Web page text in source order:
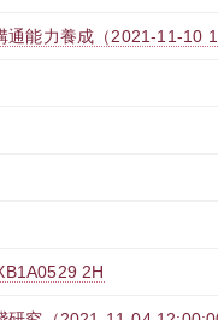
通能力養成（2021-11-10
2H